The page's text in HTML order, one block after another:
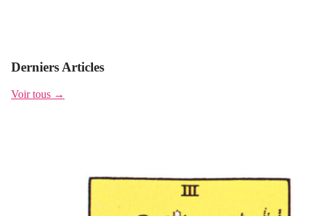
Derniers Articles
Voir tous →